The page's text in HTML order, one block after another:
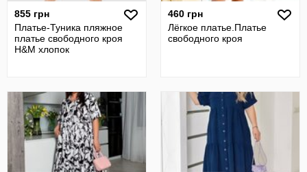
855 грн
Платье-Туника пляжное
платье свободного кроя
H&M хлопок
460 грн
Лёгкое платье.Платье
свободного кроя